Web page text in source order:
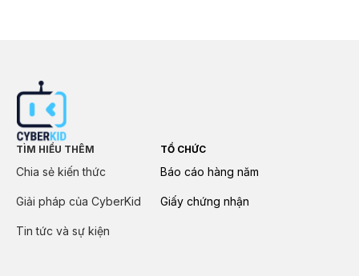
TÌM HIỂU THÊM
Chia sẻ kiến thức
Giải pháp của CyberKid
Tin tức và sự kiện
TỔ CHỨC
Báo cáo hàng năm
Giấy chứng nhận